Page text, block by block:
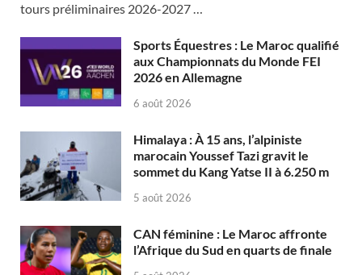
tours préliminaires 2026-2027 …
Sports Équestres : Le Maroc qualifié
aux Championnats du Monde FEI
2026 en Allemagne
6 août 2026
Himalaya : À 15 ans, l’alpiniste
marocain Youssef Tazi gravit le
sommet du Kang Yatse II à 6.250 m
5 août 2026
CAN féminine : Le Maroc affronte
l’Afrique du Sud en quarts de finale